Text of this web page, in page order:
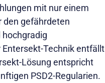
mit nur einem
den gefährdeten
Technik entfällt
Lösung entspricht
PSD2-Regularien.